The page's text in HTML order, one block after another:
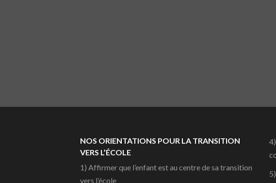
NOS ORIENTATIONS POUR LA TRANSITION
VERS L’ÉCOLE
1) Affirmer que l’enfant est au centre de sa transition
vers l’école